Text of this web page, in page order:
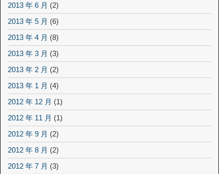
2013 年 6 月 (2)
2013 年 5 月 (6)
2013 年 4 月 (8)
2013 年 3 月 (3)
2013 年 2 月 (2)
2013 年 1 月 (4)
2012 年 12 月 (1)
2012 年 11 月 (1)
2012 年 9 月 (2)
2012 年 8 月 (2)
2012 年 7 月 (3)